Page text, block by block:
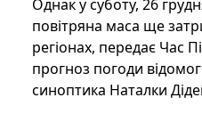
Однак у суботу, 26
повітряна маса ще
регіонах, передає Час
прогноз погоди
синоптика Наталки